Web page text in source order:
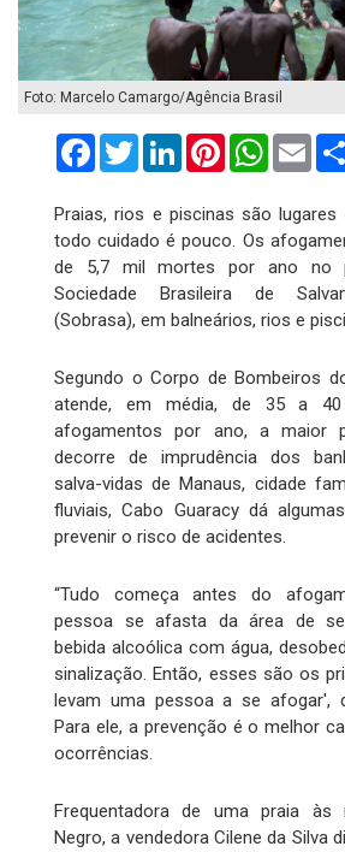
Foto: Marcelo Camargo/Agência Brasil
FacebookTwitterLinkedInPinterest
Praias, rios e piscinas são lugares
todo cuidado é pouco. Os
de 5,7 mil mortes por ano no
Sociedade Brasileira de
(Sobrasa), em balneários, rios e
Segundo o Corpo de Bombeiros
atende, em média, de 35 a 40
afogamentos por ano, a maior
decorre de imprudência dos
salva-vidas de Manaus, cidade
fluviais, Cabo Guaracy dá
prevenir o risco de acidentes.
“Tudo começa antes do
pessoa se afasta da área de
bebida alcoólica com água,
sinalização. Então, esses são os
levam uma pessoa a se afogar',
Para ele, a prevenção é o melhor
ocorrências.
Frequentadora de uma praia às
Negro, a vendedora Cilene da Silva